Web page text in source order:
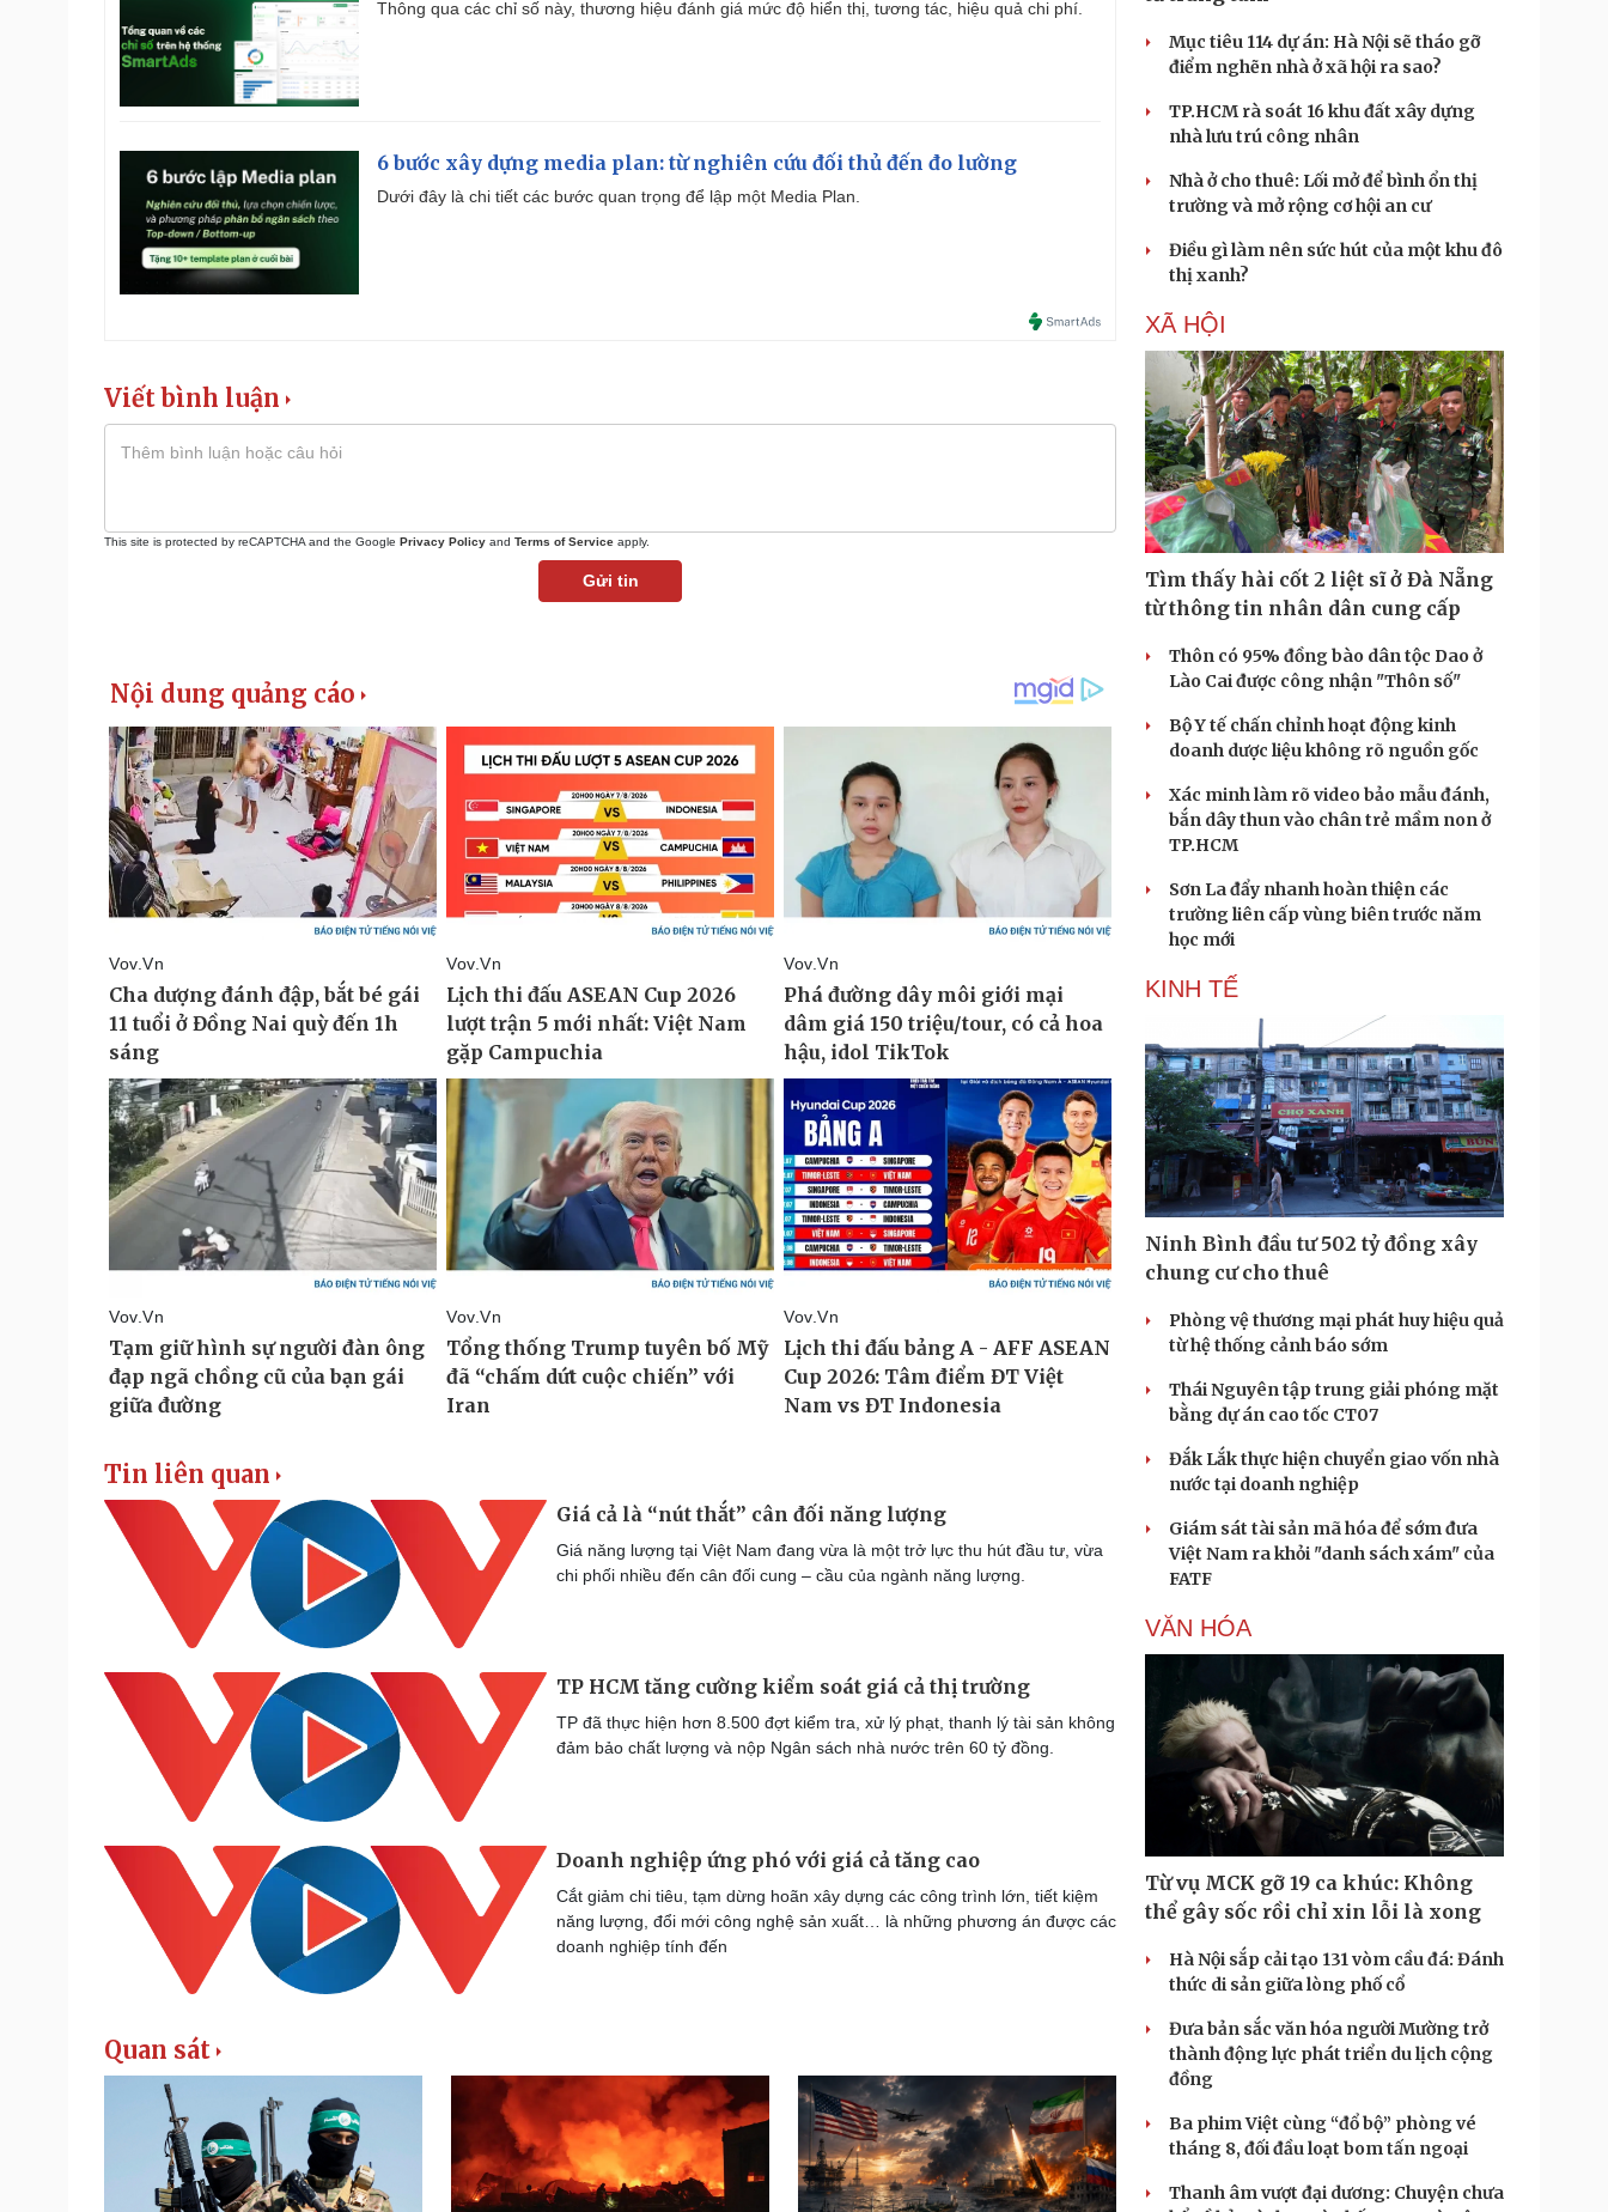
Thông qua các chỉ số này, thương hiệu đánh giá mức độ hiển thị, tương tác, hiệu quả chi phí.
6 bước xây dựng media plan: từ nghiên cứu đối thủ đến đo lường
Dưới đây là chi tiết các bước quan trọng để lập một Media Plan.
Viết bình luận
This site is protected by reCAPTCHA and the Google Privacy Policy and Terms of Service apply.
Gửi tin
Tin liên quan
Giá cả là “nút thắt” cân đối năng lượng
Giá năng lượng tại Việt Nam đang vừa là một trở lực thu hút đầu tư, vừa
chi phối nhiều đến cân đối cung – cầu của ngành năng lượng.
TP HCM tăng cường kiểm soát giá cả thị trường
TP đã thực hiện hơn 8.500 đợt kiểm tra, xử lý phạt, thanh lý tài sản không
đảm bảo chất lượng và nộp Ngân sách nhà nước trên 60 tỷ đồng.
Doanh nghiệp ứng phó với giá cả tăng cao
Cắt giảm chi tiêu, tạm dừng hoãn xây dựng các công trình lớn, tiết kiệm
năng lượng, đổi mới công nghệ sản xuất… là những phương án được các
doanh nghiệp tính đến
Quan sát
Mục tiêu 114 dự án: Hà Nội sẽ tháo gỡ
điểm nghẽn nhà ở xã hội ra sao?
TP.HCM rà soát 16 khu đất xây dựng
nhà lưu trú công nhân
Nhà ở cho thuê: Lối mở để bình ổn thị
trường và mở rộng cơ hội an cư
Điều gì làm nên sức hút của một khu đô
thị xanh?
XÃ HỘI
Tìm thấy hài cốt 2 liệt sĩ ở Đà Nẵng
từ thông tin nhân dân cung cấp
Thôn có 95% đồng bào dân tộc Dao ở
Lào Cai được công nhận "Thôn số"
Bộ Y tế chấn chỉnh hoạt động kinh
doanh dược liệu không rõ nguồn gốc
Xác minh làm rõ video bảo mẫu đánh,
bắn dây thun vào chân trẻ mầm non ở
TP.HCM
Sơn La đẩy nhanh hoàn thiện các
trường liên cấp vùng biên trước năm
học mới
KINH TẾ
Ninh Bình đầu tư 502 tỷ đồng xây
chung cư cho thuê
Phòng vệ thương mại phát huy hiệu quả
từ hệ thống cảnh báo sớm
Thái Nguyên tập trung giải phóng mặt
bằng dự án cao tốc CT07
Đắk Lắk thực hiện chuyển giao vốn nhà
nước tại doanh nghiệp
Giám sát tài sản mã hóa để sớm đưa
Việt Nam ra khỏi "danh sách xám" của
FATF
VĂN HÓA
Từ vụ MCK gỡ 19 ca khúc: Không
thể gây sốc rồi chỉ xin lỗi là xong
Hà Nội sắp cải tạo 131 vòm cầu đá: Đánh
thức di sản giữa lòng phố cổ
Đưa bản sắc văn hóa người Mường trở
thành động lực phát triển du lịch cộng
đồng
Ba phim Việt cùng “đổ bộ” phòng vé
tháng 8, đối đầu loạt bom tấn ngoại
Thanh âm vượt đại dương: Chuyện chưa